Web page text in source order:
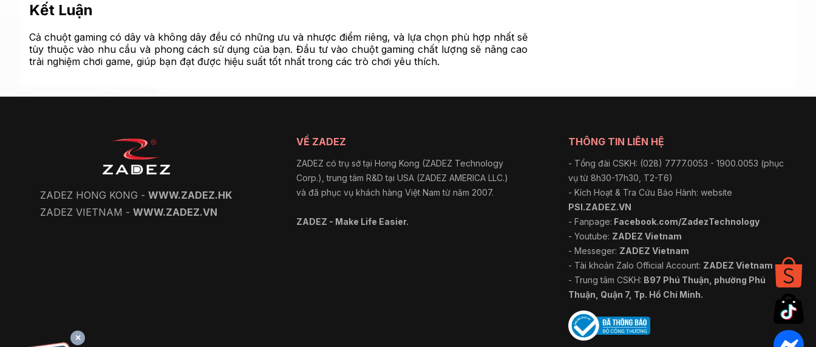
Kết Luận
Cả chuột gaming có dây và không dây đều có những ưu và nhược điểm riêng, và lựa chọn phù hợp nhất sẽ
tùy thuộc vào nhu cầu và phong cách sử dụng của bạn. Đầu tư vào chuột gaming chất lượng sẽ nâng cao
trải nghiệm chơi game, giúp bạn đạt được hiệu suất tốt nhất trong các trò chơi yêu thích.
ZADEZ HONG KONG - WWW.ZADEZ.HK
ZADEZ VIETNAM - WWW.ZADEZ.VN
VỀ ZADEZ
ZADEZ có trụ sở tại Hong Kong (ZADEZ Technology
Corp.), trung tâm R&D tại USA (ZADEZ AMERICA LLC.)
và đã phục vụ khách hàng Việt Nam từ năm 2007.
ZADEZ - Make Life Easier.
THÔNG TIN LIÊN HỆ
- Tổng đài CSKH: (028) 7777.0053 - 1900.0053 (phục
vụ từ 8h30-17h30, T2-T6)
- Kích Hoạt & Tra Cứu Bảo Hành: website
PSI.ZADEZ.VN
- Fanpage: Facebook.com/ZadezTechnology
- Youtube: ZADEZ Vietnam
- Messeger: ZADEZ Vietnam
- Tài khoản Zalo Official Account: ZADEZ Vietnam
- Trung tâm CSKH: B97 Phú Thuận, phường Phú
Thuận, Quận 7, Tp. Hồ Chí Minh.
×